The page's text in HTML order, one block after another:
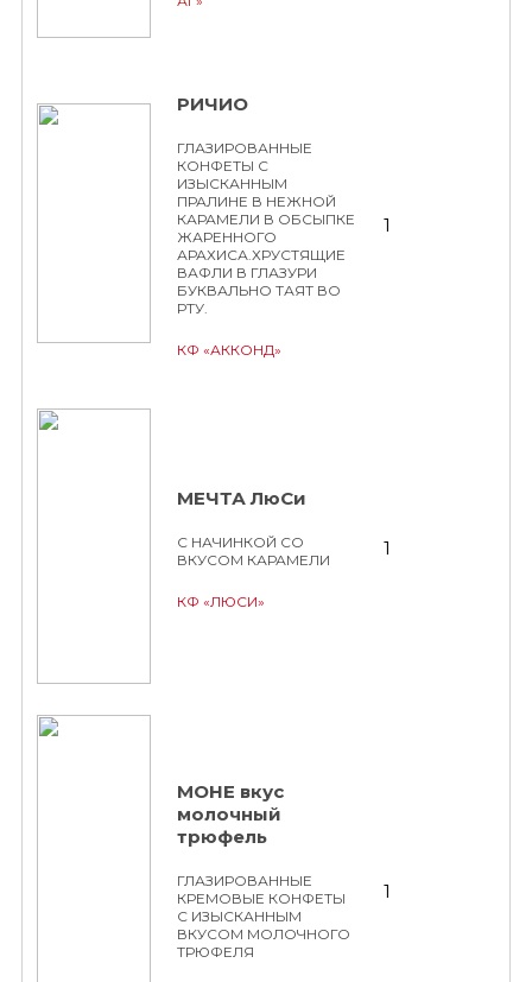
РИЧИО
ГЛАЗИРОВАННЫЕ
КОНФЕТЫ С
ИЗЫСКАННЫМ
ПРАЛИНЕ В НЕЖНОЙ
КАРАМЕЛИ В ОБСЫПКЕ
ЖАРЕННОГО
АРАХИСА.ХРУСТЯЩИЕ
ВАФЛИ В ГЛАЗУРИ
БУКВАЛЬНО ТАЯТ ВО
РТУ.
КФ «АККОНД»
1
МЕЧТА ЛюСи
С НАЧИНКОЙ СО
ВКУСОМ КАРАМЕЛИ
КФ «ЛЮСИ»
1
МОНЕ вкус
молочный
трюфель
ГЛАЗИРОВАННЫЕ
КРЕМОВЫЕ КОНФЕТЫ
С ИЗЫСКАННЫМ
ВКУСОМ МОЛОЧНОГО
ТРЮФЕЛЯ
1